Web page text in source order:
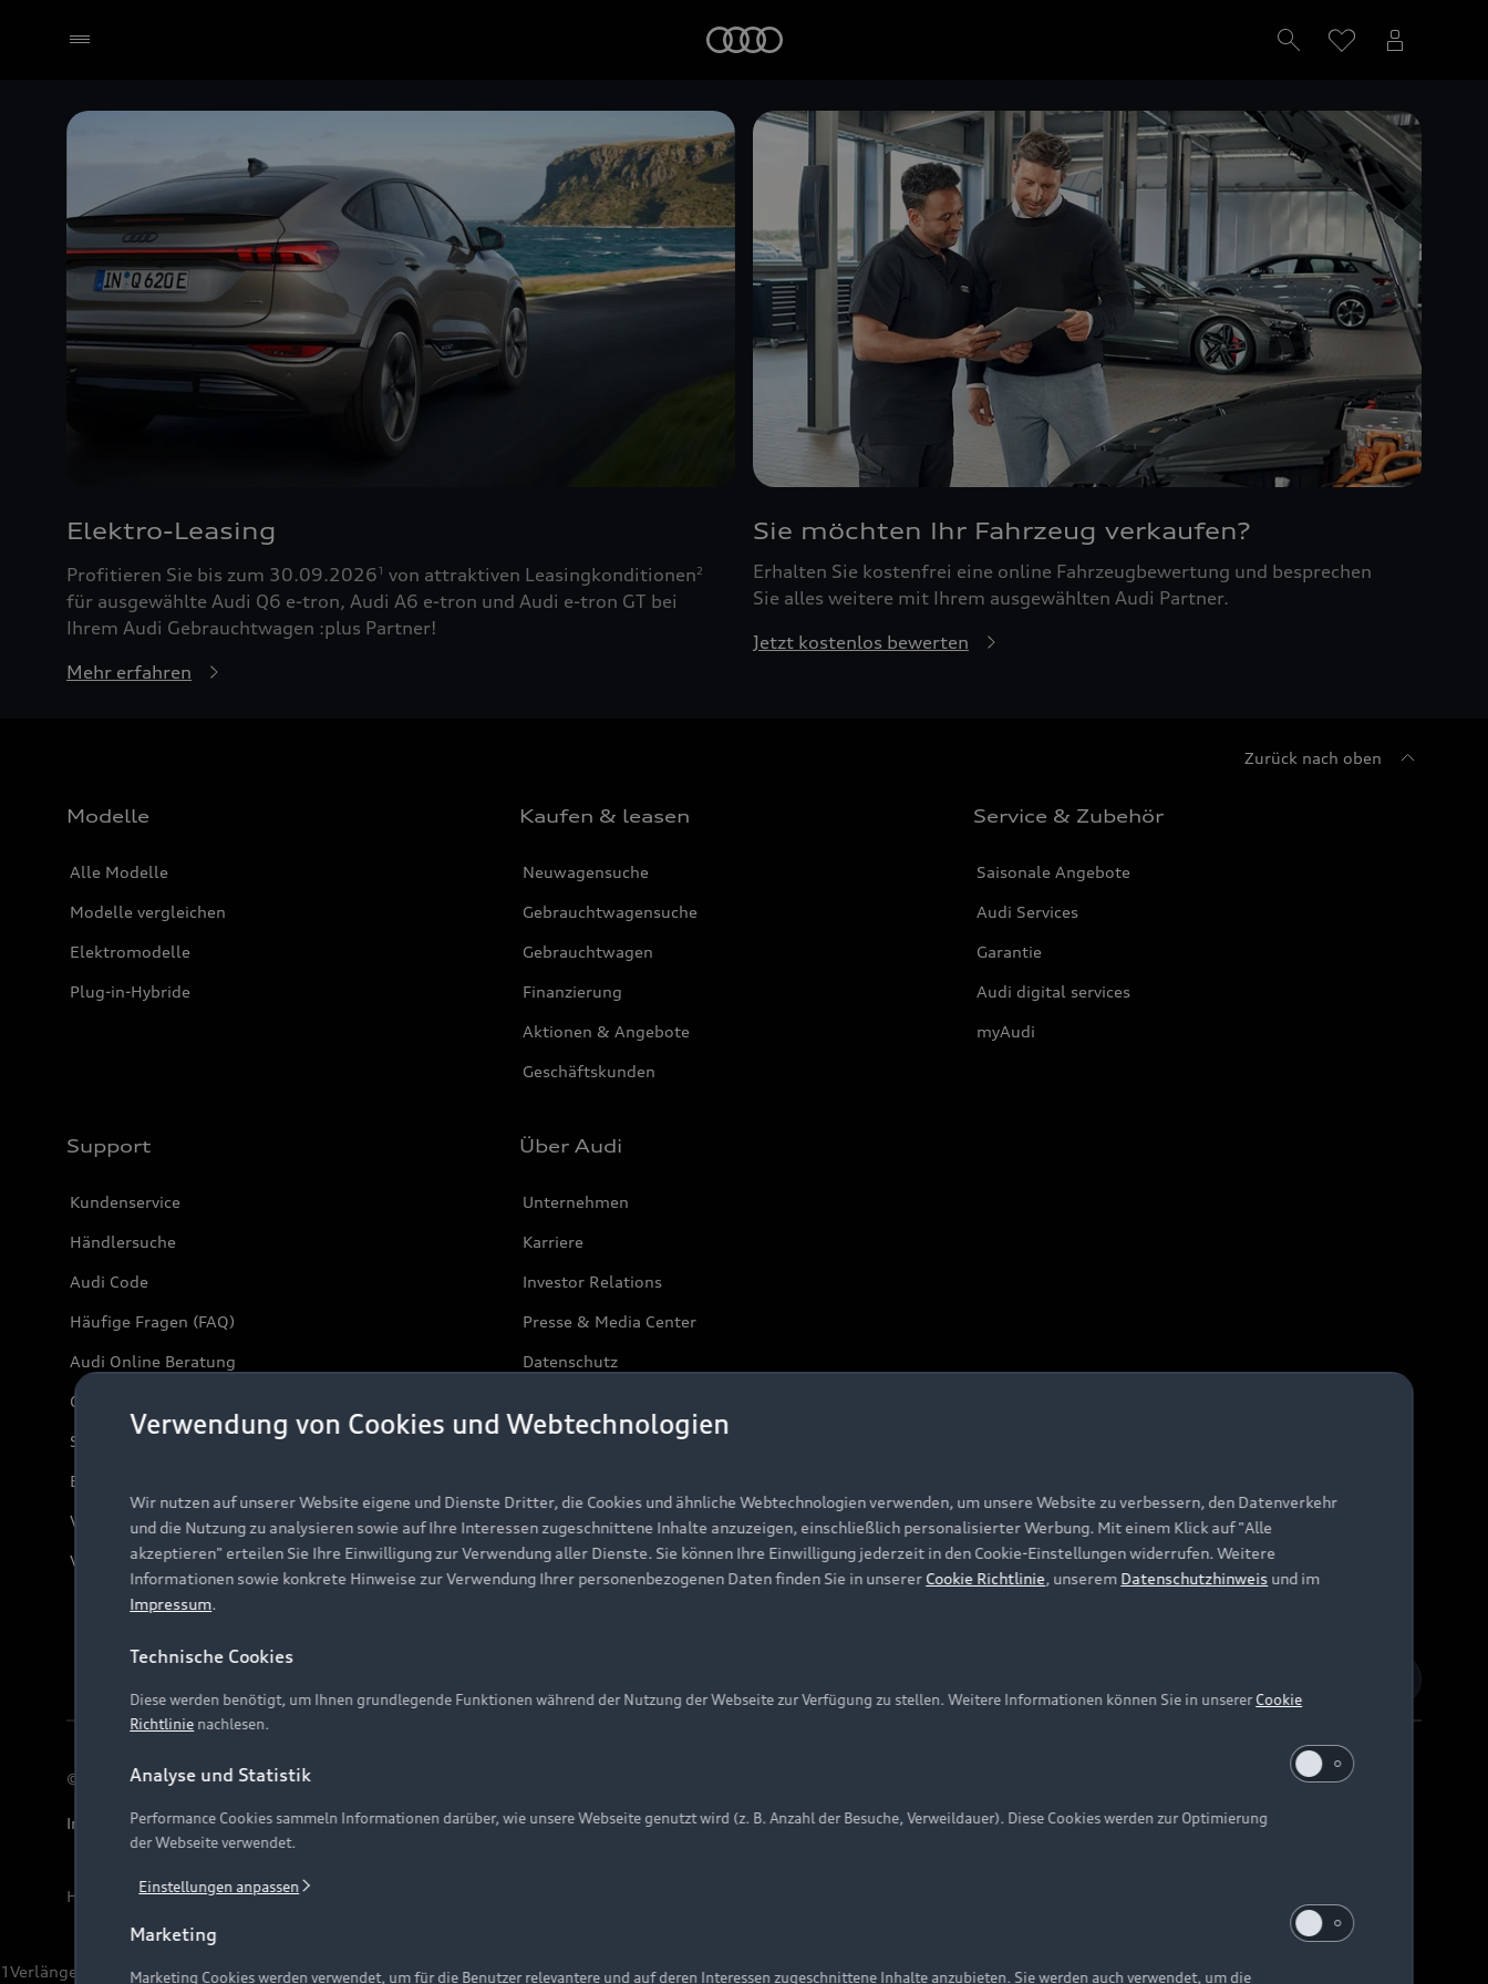
Elektro-Leasing
Profitieren Sie bis zum 30.09.20261 von attraktiven Leasingkonditionen2
für ausgewählte Audi Q6 e-tron, Audi A6 e-tron und Audi e-tron GT bei
Ihrem Audi Gebrauchtwagen :plus Partner!
Mehr erfahren
Sie möchten Ihr Fahrzeug verkaufen?
Erhalten Sie kostenfrei eine online Fahrzeugbewertung und besprechen
Sie alles weitere mit Ihrem ausgewählten Audi Partner.
Jetzt kostenlos bewerten
Zurück nach oben
Modelle
Alle Modelle
Modelle vergleichen
Elektromodelle
Plug-in-Hybride
Kaufen & leasen
Neuwagensuche
Gebrauchtwagensuche
Gebrauchtwagen
Finanzierung
Aktionen & Angebote
Geschäftskunden
Service & Zubehör
Saisonale Angebote
Audi Services
Garantie
Audi digital services
myAudi
Support
Kundenservice
Händlersuche
Audi Code
Häufige Fragen (FAQ)
Audi Online Beratung
Online-Terminvereinbarung
Servicekontakt
Bordbuch & Bedienungsanleitungen
Verträge kündigen
Vertrag widerrufen
Über Audi
Unternehmen
Karriere
Investor Relations
Presse & Media Center
Datenschutz
© 2026 AUDI AG. Alle Rechte vorbehalten
Impressum Rechtliches Hinweisgebersystem Datenschutzinformation Cookie-Einstellungen Cookie-Richtlinie Barrierefreiheit Digital Services Act
Hinweis: Die aktuelle Darstellung und Anordnung der Embleme am Fahrzeug bei allen Abbildungen auf dieser Webseite kann abweichen.
1Verlängerung vorbehalten.
Verwendung von Cookies und Webtechnologien
Wir nutzen auf unserer Website eigene und Dienste Dritter, die Cookies und ähnliche Webtechnologien verwenden, um unsere Website zu verbessern, den Datenverkehr
und die Nutzung zu analysieren sowie auf Ihre Interessen zugeschnittene Inhalte anzuzeigen, einschließlich personalisierter Werbung. Mit einem Klick auf "Alle
akzeptieren" erteilen Sie Ihre Einwilligung zur Verwendung aller Dienste. Sie können Ihre Einwilligung jederzeit in den Cookie-Einstellungen widerrufen. Weitere
Informationen sowie konkrete Hinweise zur Verwendung Ihrer personenbezogenen Daten finden Sie in unserer Cookie Richtlinie, unserem Datenschutzhinweis und im
Impressum.
Technische Cookies
Diese werden benötigt, um Ihnen grundlegende Funktionen während der Nutzung der Webseite zur Verfügung zu stellen. Weitere Informationen können Sie in unsererCookie
Richtlinie nachlesen.
Analyse und Statistik
Performance Cookies sammeln Informationen darüber, wie unsere Webseite genutzt wird (z. B. Anzahl der Besuche, Verweildauer). Diese Cookies werden zur Optimierung
der Webseite verwendet.
Einstellungen anpassen
Marketing
Marketing Cookies werden verwendet, um für die Benutzer relevantere und auf deren Interessen zugeschnittene Inhalte anzubieten. Sie werden auch verwendet, um die